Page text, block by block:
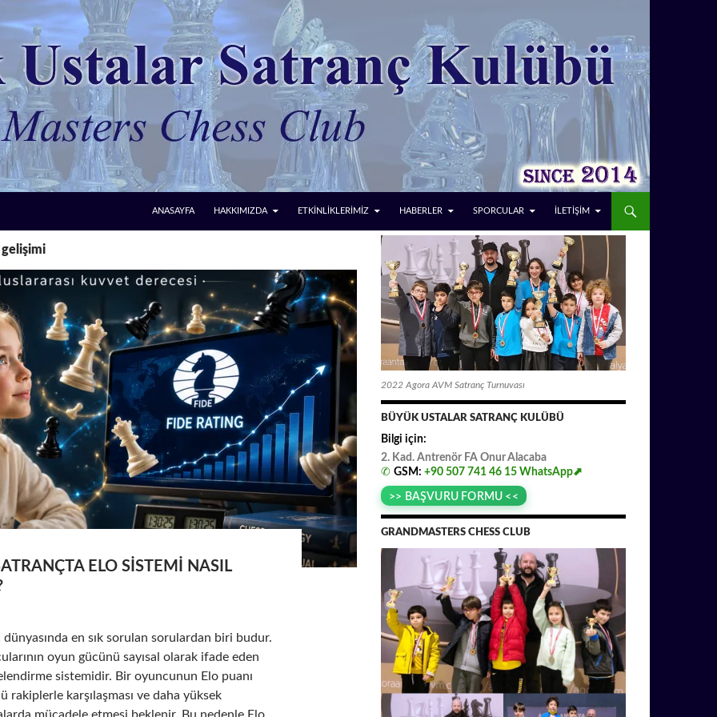
ANASAYFA HAKKIMIZDA ETKİNLİKLERİMİZ HABERLER SPORCULAR İLETİŞİM
ELO SISTEMI NASIL
dünyasında en sık sorulan sorulardan biri budur.
oyun gücünü sayısal olarak ifade eden
sistemidir. Bir oyuncunun Elo puanı
rakiplerle karşılaşması ve daha yüksek
2022 Agora AVM Satranç Turnuvası
BÜYÜK USTALAR SATRANÇ KULÜBÜ
Bilgi için:
2. Kad. Antrenör FA Onur.Alacaba
✆ GSM: +90 507 741 46 15 WhatsApp⬈
>> BAŞVURU FORMU <<
GRANDMASTERS CHESS CLUB